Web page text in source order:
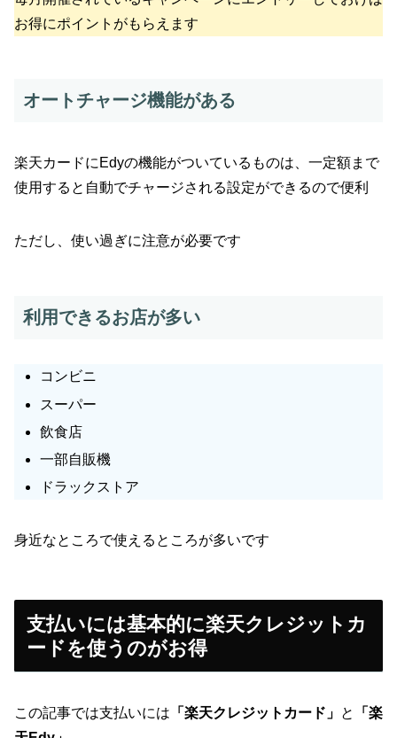
お得にポイントがもらえます
オートチャージ機能がある
楽天カードにEdyの機能がついているものは、一定額まで
使用すると自動でチャージされる設定ができるので便利
ただし、使い過ぎに注意が必要です
利用できるお店が多い
コンビニ
スーパー
飲食店
一部自販機
ドラックストア
身近なところで使えるところが多いです
支払いには基本的に楽天クレジットカ
ードを使うのがお得
この記事では支払いには 「楽天クレジットカード」 と
「楽